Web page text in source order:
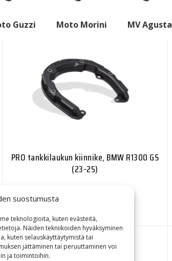
suostumusta
teknologioita, kuten evästeitä,
Näiden tekniikoiden hyväksyminen
kuten selauskäyttäytymistä tai
jättäminen tai peruuttaminen voi
ja toimintoihin.
Guzzi Moto Morini MV Agusta
PRO tankkilaukun kiinnike, BMW R1300 GS
(23-25)